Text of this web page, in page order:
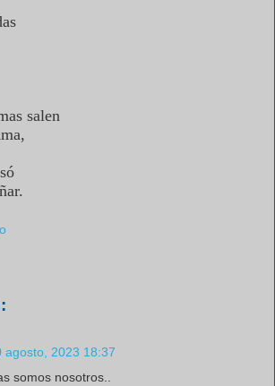
salen
agosto, 2023 18:37
somos nosotros..